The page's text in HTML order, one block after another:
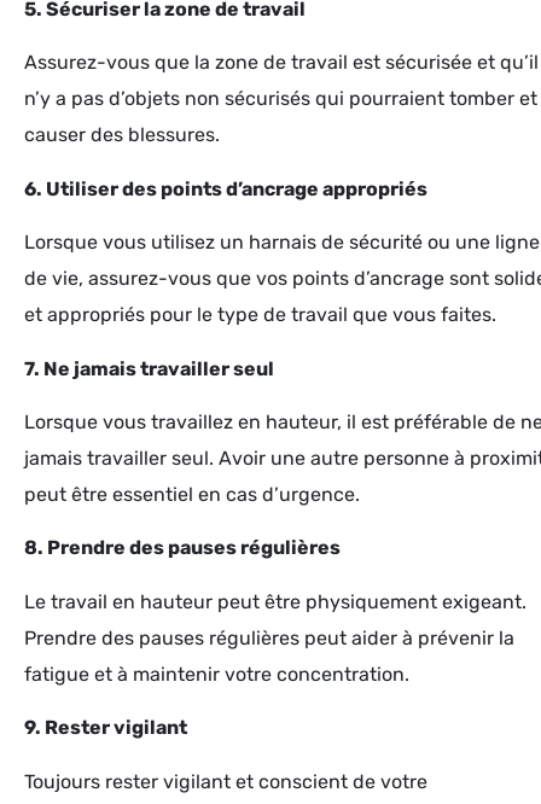
5. Sécuriser la zone de travail
Assurez-vous que la zone de travail est sécurisée et qu’il
n’y a pas d’objets non sécurisés qui pourraient tomber et
causer des blessures.
6. Utiliser des points d’ancrage appropriés
Lorsque vous utilisez un harnais de sécurité ou une ligne
de vie, assurez-vous que vos points d’ancrage sont
et appropriés pour le type de travail que vous faites.
7. Ne jamais travailler seul
Lorsque vous travaillez en hauteur, il est préférable de
jamais travailler seul. Avoir une autre personne à
peut être essentiel en cas d’urgence.
8. Prendre des pauses régulières
Le travail en hauteur peut être physiquement exigeant.
Prendre des pauses régulières peut aider à prévenir la
fatigue et à maintenir votre concentration.
9. Rester vigilant
Toujours rester vigilant et conscient de votre